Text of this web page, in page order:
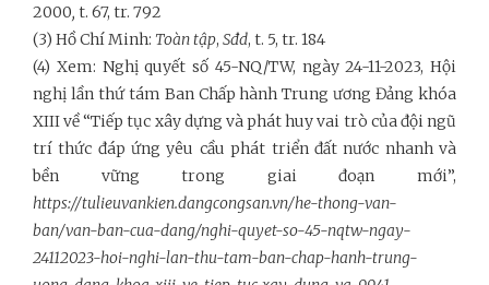
2000, t. 67, tr. 792
(3) Hồ Chí Minh: Toàn tập, Sđd, t. 5, tr. 184
(4) Xem: Nghị quyết số 45-NQ/TW, ngày 24-11-2023, Hội
nghị lần thứ tám Ban Chấp hành Trung ương Đảng khóa
XIII về “Tiếp tục xây dựng và phát huy vai trò của đội ngũ
trí thức đáp ứng yêu cầu phát triển đất nước nhanh và
bền vững trong giai đoạn mới”,
https://tulieuvankien.dangcongsan.vn/he-thong-van-
ban/van-ban-cua-dang/nghi-quyet-so-45-nqtw-ngay-
24112023-hoi-nghi-lan-thu-tam-ban-chap-hanh-trung-